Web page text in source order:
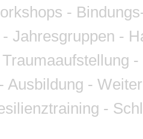
-
Jahresgruppen -
Ausbildung -
-